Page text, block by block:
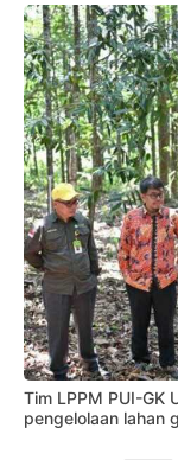
Tim LPPM PUI-GK
pengelolaan lahan